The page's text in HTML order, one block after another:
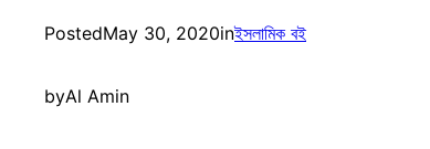
PostedMay 30, 2020inইসলামিক বই
byAl Amin